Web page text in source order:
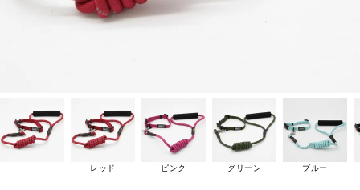
レッド ピンク グリーン ブルー